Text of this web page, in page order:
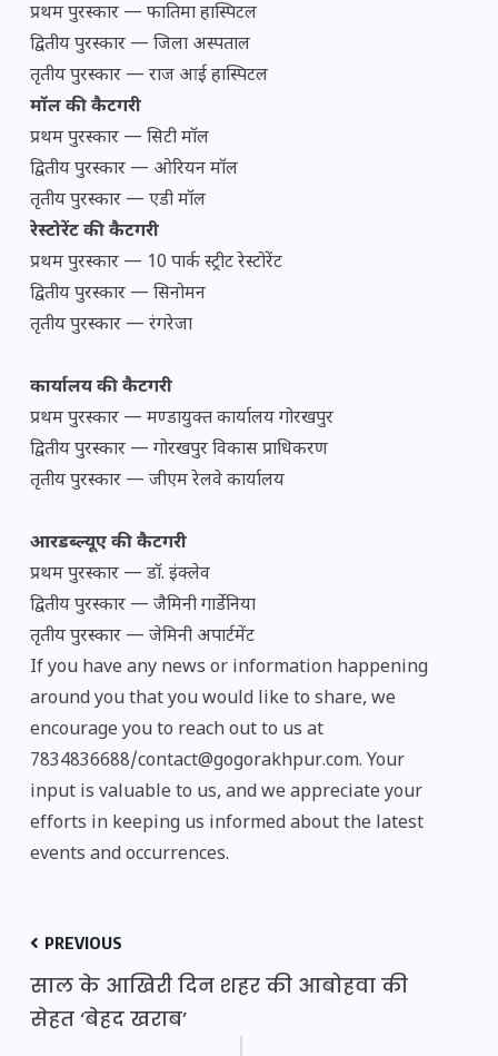
प्रथम पुरस्कार — फातिमा हास्पिटल
द्वितीय पुरस्कार — जिला अस्पताल
तृतीय पुरस्कार — राज आई हास्पिटल
मॉल की कैटगरी
प्रथम पुरस्कार — सिटी मॉल
द्वितीय पुरस्कार — ओरियन मॉल
तृतीय पुरस्कार — एडी मॉल
रेस्टोरेंट की कैटगरी
प्रथम पुरस्कार — 10 पार्क स्ट्रीट रेस्टोरेंट
द्वितीय पुरस्कार — सिनोमन
तृतीय पुरस्कार — रंगरेजा
कार्यालय की कैटगरी
प्रथम पुरस्कार — मण्डायुक्त कार्यालय गोरखपुर
द्वितीय पुरस्कार — गोरखपुर विकास प्राधिकरण
तृतीय पुरस्कार — जीएम रेलवे कार्यालय
आरडब्ल्यूए की कैटगरी
प्रथम पुरस्कार — डॉ. इंक्लेव
द्वितीय पुरस्कार — जैमिनी गार्डेनिया
तृतीय पुरस्कार — जेमिनी अपार्टमेंट
If you have any news or information happening
around you that you would like to share, we
encourage you to reach out to us at
7834836688/contact@gogorakhpur.com. Your
input is valuable to us, and we appreciate your
efforts in keeping us informed about the latest
events and occurrences.
PREVIOUS
साल के आखिरी दिन शहर की आबोहवा की
सेहत ‘बेहद खराब’